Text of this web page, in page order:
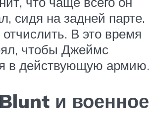
сидя на задней парте.
отчислить. В это время
чтобы Джеймс
в действующую армию.
и военное